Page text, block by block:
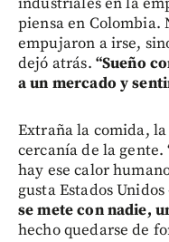
industriales en la
piensa en Colombia.
empujaron a irse,
dejó atrás. “Sueño
a un mercado y
Extraña la comida,
cercanía de la gente.
hay ese calor
gusta Estados
se mete con nadie,
hecho quedarse de